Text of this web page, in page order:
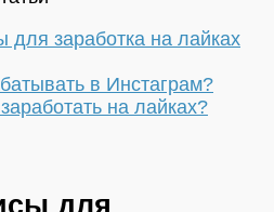
для заработка на лайках
в Инстаграм?
на лайках?